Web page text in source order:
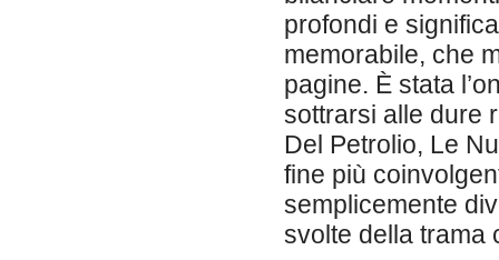
profondi e
memorabile, che
pagine. È stata
sottrarsi alle dure
Del Petrolio, Le
fine più
semplicemente
svolte della trama